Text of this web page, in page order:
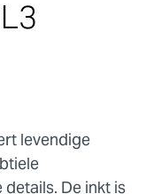
levendige
De inkt is